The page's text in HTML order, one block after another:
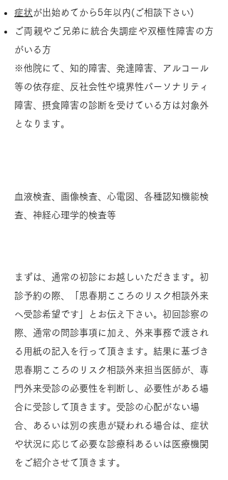
症状が出始めてから5年以内(ご相談下さい)
ご両親やご兄弟に統合失調症や双極性障害の方
がいる方
※他院にて、知的障害、発達障害、アルコール
等の依存症、反社会性や境界性パーソナリティ
障害、摂食障害の診断を受けている方は対象外
となります。
血液検査、画像検査、心電図、各種認知機能検
査、神経心理学的検査等
まずは、通常の初診にお越しいただきます。初
診予約の際、「思春期こころのリスク相談外来
へ受診希望です」とお伝え下さい。初回診察の
際、通常の問診事項に加え、外来事務で渡され
る用紙の記入を行って頂きます。結果に基づき
思春期こころのリスク相談外来担当医師が、専
門外来受診の必要性を判断し、必要性がある場
合に受診して頂きます。受診の心配がない場
合、あるいは別の疾患が疑われる場合は、症状
や状況に応じて必要な診療科あるいは医療機関
をご紹介させて頂きます。